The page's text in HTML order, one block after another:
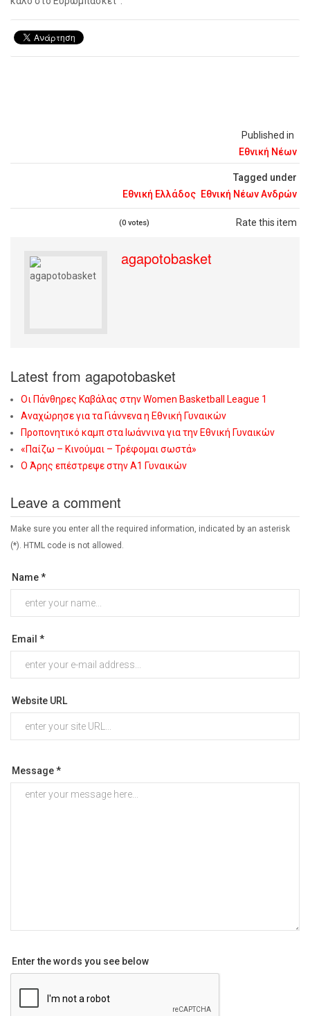
Published in
Εθνική Νέων
Tagged under
Εθνική Ελλάδος Εθνική Νέων Ανδρών
Rate this item
(0 votes)
agapotobasket
Latest from agapotobasket
Οι Πάνθηρες Καβάλας στην Women Basketball League 1
Αναχώρησε για τα Γιάννενα η Εθνική Γυναικών
Προπονητικό καμπ στα Ιωάννινα για την Εθνική Γυναικών
«Παίζω – Κινούμαι – Τρέφομαι σωστά»
Ο Άρης επέστρεψε στην Α1 Γυναικών
Leave a comment
Make sure you enter all the required information, indicated by an asterisk
(*). HTML code is not allowed.
Name *
Email *
Website URL
Message *
Enter the words you see below